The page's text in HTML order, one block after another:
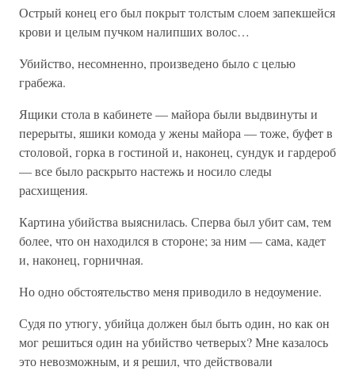
Острый конец его был покрыт толстым слоем запекшейся
крови и целым пучком налипших волос…
Убийство, несомненно, произведено было с целью
грабежа.
Ящики стола в кабинете — майора были выдвинуты и
перерыты, яшики комода у жены майора — тоже, буфет в
столовой, горка в гостиной и, наконец, сундук и гардероб
— все было раскрыто настежь и носило следы
расхищения.
Картина убийства выяснилась. Сперва был убит сам, тем
более, что он находился в стороне; за ним — сама, кадет
и, наконец, горничная.
Но одно обстоятельство меня приводило в недоумение.
Судя по утюгу, убийца должен был быть один, но как он
мог решиться один на убийство четверых? Мне казалось
это невозможным, и я решил, что действовали